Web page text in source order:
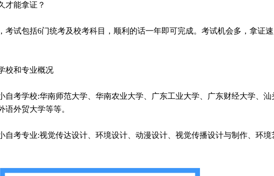
才能拿证？
考试包括6门统考及校考科目，顺利的话一年即可完成。考试机会多，拿证
校和专业概况
考学校:华南师范大学、华南农业大学、广东工业大学、广东财经大学、汕
语外贸大学等等。
考专业:视觉传达设计、环境设计、动漫设计、视觉传播设计与制作、环境